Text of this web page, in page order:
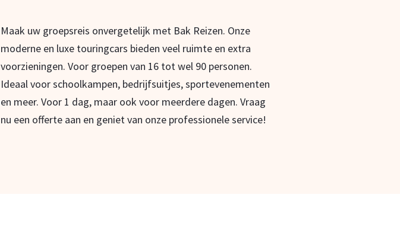
Maak uw groepsreis onvergetelijk met Bak Reizen. Onze
moderne en luxe touringcars bieden veel ruimte en extra
voorzieningen. Voor groepen van 16 tot wel 90 personen.
Ideaal voor schoolkampen, bedrijfsuitjes, sportevenementen
en meer. Voor 1 dag, maar ook voor meerdere dagen. Vraag
nu een offerte aan en geniet van onze professionele service!